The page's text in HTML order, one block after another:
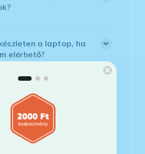
a laptop, ha
elérhető?
is kértem?
meg a házhoz